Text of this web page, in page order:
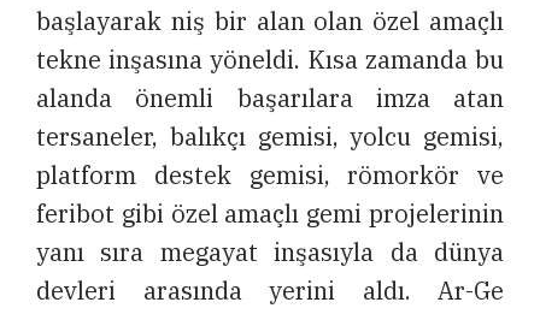
başlayarak niş bir alan olan özel amaçlı
tekne inşasına yöneldi. Kısa zamanda bu
alanda önemli başarılara imza atan
tersaneler, balıkçı gemisi, yolcu gemisi,
platform destek gemisi, römorkör ve
feribot gibi özel amaçlı gemi projelerinin
yanı sıra megayat inşasıyla da dünya
devleri arasında yerini aldı. Ar-Ge